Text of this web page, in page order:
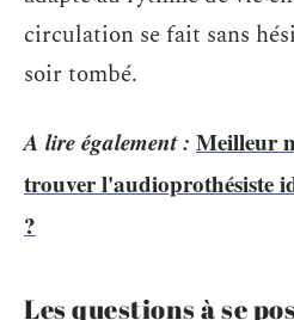
circulation se fait sans
soir tombé.
A lire également : Meilleur
trouver l'audioprothésiste
?
Les questions à se